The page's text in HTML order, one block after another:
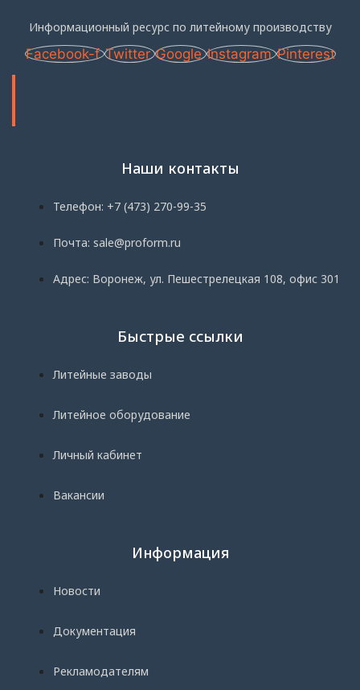
Информационный ресурс по литейному производству
Facebook-f Twitter Google Instagram Pinterest
Наши контакты
Телефон: +7 (473) 270-99-35
Почта: sale@proform.ru
Адрес: Воронеж, ул. Пешестрелецкая 108, офис 301
Быстрые ссылки
Литейные заводы
Литейное оборудование
Личный кабинет
Вакансии
Информация
Новости
Документация
Рекламодателям